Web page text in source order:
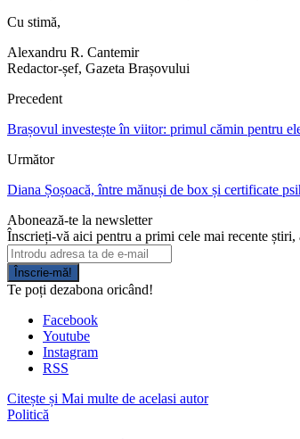
Cu stimă,
Alexandru R. Cantemir
Redactor-șef, Gazeta Brașovului
Precedent
Brașovul investește în viitor: primul cămin pentru
Următor
Diana Șoșoacă, între mănuși de box și certificate
Abonează-te la newsletter
Înscrieți-vă aici pentru a primi cele mai recente
Înscrie-mă!
Te poți dezabona oricând!
Facebook
Youtube
Instagram
RSS
Citește și Mai multe de acelasi autor
Politică